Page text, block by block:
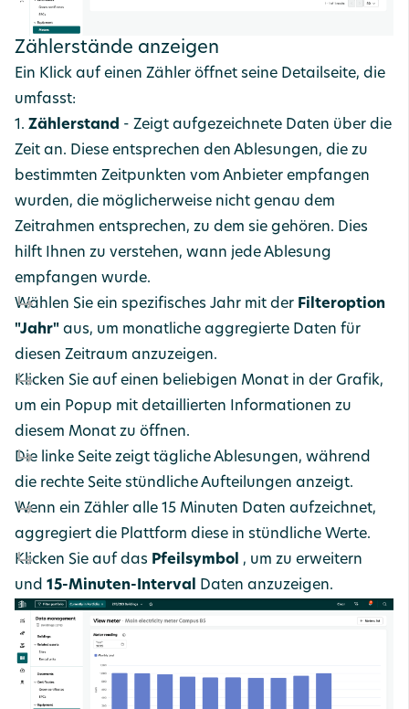
Zählerstände anzeigen
Ein Klick auf einen Zähler öffnet seine Detailseite, die
umfasst:
1. Zählerstand - Zeigt aufgezeichnete Daten über die
Zeit an. Diese entsprechen den Ablesungen, die zu
bestimmten Zeitpunkten vom Anbieter empfangen
wurden, die möglicherweise nicht genau dem
Zeitrahmen entsprechen, zu dem sie gehören. Dies
hilft Ihnen zu verstehen, wann jede Ablesung
empfangen wurde.
Wählen Sie ein spezifisches Jahr mit der Filteroption
"Jahr" aus, um monatliche aggregierte Daten für
diesen Zeitraum anzuzeigen.
Klicken Sie auf einen beliebigen Monat in der Grafik,
um ein Popup mit detaillierten Informationen zu
diesem Monat zu öffnen.
Die linke Seite zeigt tägliche Ablesungen, während
die rechte Seite stündliche Aufteilungen anzeigt.
Wenn ein Zähler alle 15 Minuten Daten aufzeichnet,
aggregiert die Plattform diese in stündliche Werte.
Klicken Sie auf das Pfeilsymbol , um zu erweitern
und 15-Minuten-Interval Daten anzuzeigen.